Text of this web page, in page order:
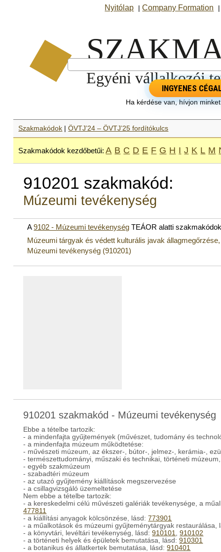
Nyitólap |Company Formation
INGYENES
Ha kérdése van, hívjon
Szakmakódok |ÖVTJ’24 – ÖVTJ’25 fordítókulcs
Szakmakódok kezdőbetűi: A B C D E F G H I J K L M
910201 szakmakód:
Múzeumi tevékenység
A9102 - Múzeumi tevékenység TEÁOR alatti
Múzeumi tárgyak és védett kulturális javak
Múzeumi tevékenység (910201)
910201 szakmakód - Múzeumi tevékenység
Ebbe a tételbe tartozik:
- a mindenfajta gyűjtemények (művészet, tudomány és
- a mindenfajta múzeum működtetése:
- művészeti múzeum, az ékszer-, bútor-, jelmez-, kerámia-,
- természettudományi, műszaki és technikai, történeti
- egyéb szakmúzeum
- szabadtéri múzeum
- az utazó gyűjtemény kiállítások megszervezése
- a csillagvizsgáló üzemeltetése
Nem ebbe a tételbe tartozik:
- a kereskedelmi célú művészeti galériák tevékenysége, a
477811
- a kiállítási anyagok kölcsönzése, lásd:773901
- a műalkotások és múzeumi gyűjteménytárgyak restaurálása,
- a könyvtári, levéltári tevékenység, lásd:910101,910102
- a történeti helyek és épületek bemutatása, lásd:910301
- a botanikus és állatkertek bemutatása, lásd:910401